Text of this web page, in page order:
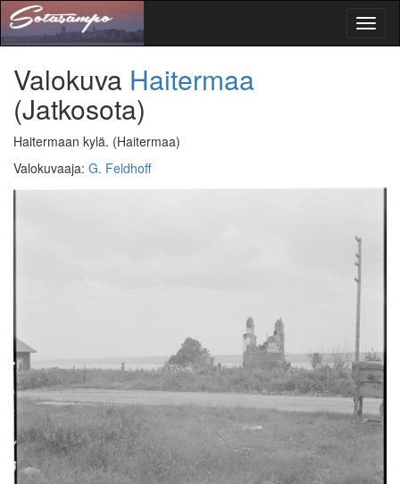
Valokuva Haitermaa
(Jatkosota)
Haitermaan kylä. (Haitermaa)
Valokuvaaja: G. Feldhoff